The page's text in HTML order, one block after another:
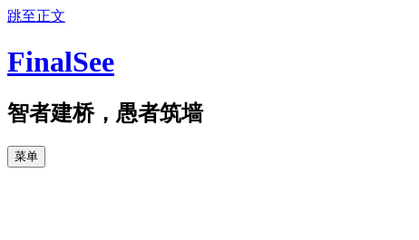
跳至正文
FinalSee
智者建桥，愚者筑墙
菜单